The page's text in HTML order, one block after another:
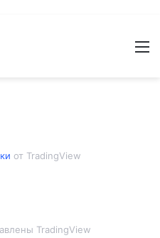
от TradingView
TradingView